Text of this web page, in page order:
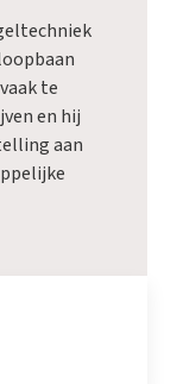
te
en hij
aan